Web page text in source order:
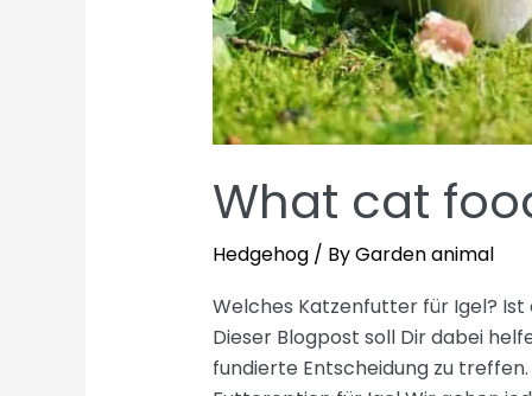
What cat
Hedgehog/ ByGarden animal
Welches Katzenfutter für Igel? Ist
Dieser Blogpost soll Dir dabei
fundierte Entscheidung zu